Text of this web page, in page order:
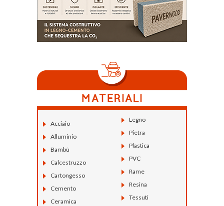
Acciaio
Alluminio
Bambù
Calcestruzzo
Cartongesso
Cemento
Ceramica
Legno
Pietra
Plastica
PVC
Rame
Resina
Tessuti